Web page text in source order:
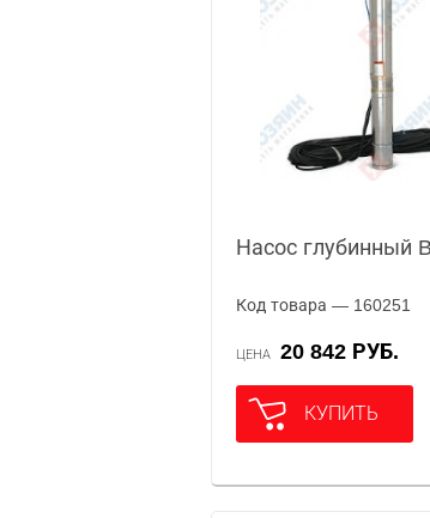
Насос глубинный
Код товара — 160251
ЦЕНА 20 842 РУБ.
КУПИТЬ